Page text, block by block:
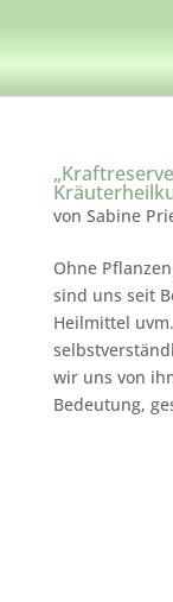
von Sabine
Ohne
sind uns seit
Heilmittel
wir uns von
Bedeutung,